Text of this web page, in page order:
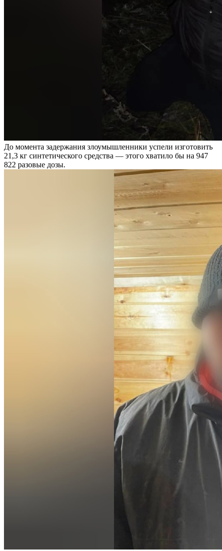
До момента задержания злоумышленники успели изготовить
21,3 кг синтетического средства — этого хватило бы на 947
822 разовые дозы.